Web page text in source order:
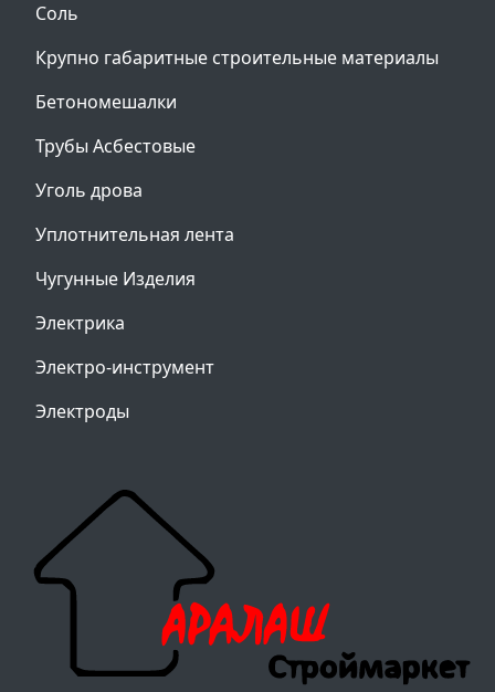
Соль
Крупно габаритные строительные материалы
Бетономешалки
Трубы Асбестовые
Уголь дрова
Уплотнительная лента
Чугунные Изделия
Электрика
Электро-инструмент
Электроды